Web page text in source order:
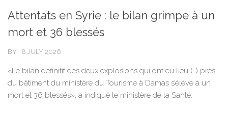
Attentats en Syrie : le bilan grimpe à un
mort et 36 blessés
BY · 8 JULY 2026
«Le bilan définitif des deux explosions qui ont eu lieu (…) près
du bâtiment du ministère du Tourisme à Damas s’élève à un
mort et 36 blessés», a indiqué le ministère de la Santé.